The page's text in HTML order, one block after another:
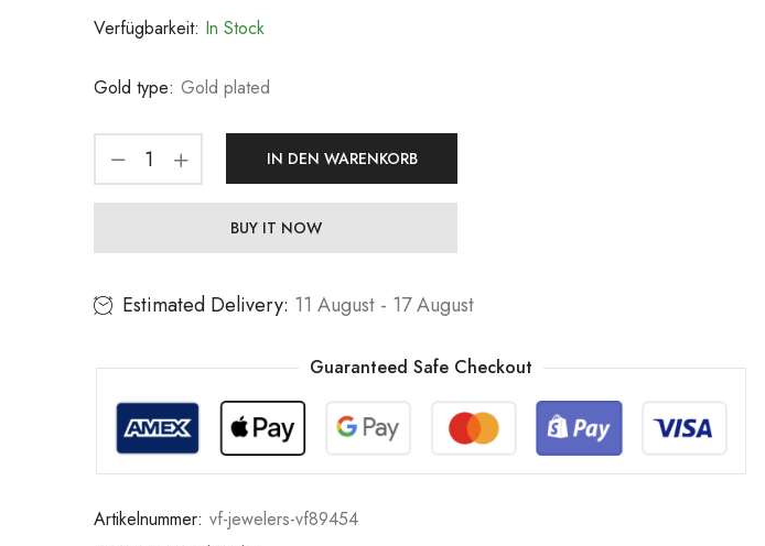
Verfügbarkeit: In Stock
Gold type: Gold plated
IN DEN WARENKORB
BUY IT NOW
Estimated Delivery: 11 August - 17 August
Guaranteed Safe Checkout
Artikelnummer: vf-jewelers-vf89454